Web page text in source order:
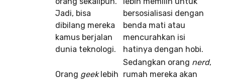
Jadi, bisa
dibilang mereka
kamus berjalan
dunia teknologi.
bersosialisasi dengan
benda mati atau
mencurahkan isi
hatinya dengan hobi.
Orang geeklebih
Sedangkan orang nerd,
rumah mereka akan